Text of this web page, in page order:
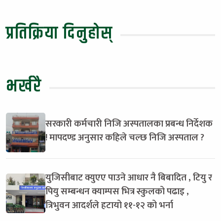
प्रतिक्रिया दिनुहोस्
भर्खरै
सरकारी कर्मचारी निजि अस्पतालका प्रबन्ध निर्देशक
! मापदण्ड अनुसार कहिले चल्छ निजि अस्पताल ?
युजिसीबाट क्युएए पाउने आधार नै बिबादित , टियु र
पियु सम्बन्धन क्याम्पस भित्र स्कुलको पढाइ ,
त्रिभुवन आदर्शले हटायो ११-१२ को भर्ना